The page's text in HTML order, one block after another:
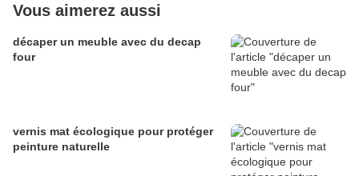
Vous aimerez aussi
décaper un meuble avec du decap
four
vernis mat écologique pour protéger
peinture naturelle